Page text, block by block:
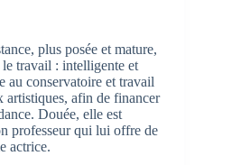
plus posée et mature,
travail : intelligente et
au conservatoire et travail
artistiques, afin de financer
Douée, elle est
professeur qui lui offre de
actrice.